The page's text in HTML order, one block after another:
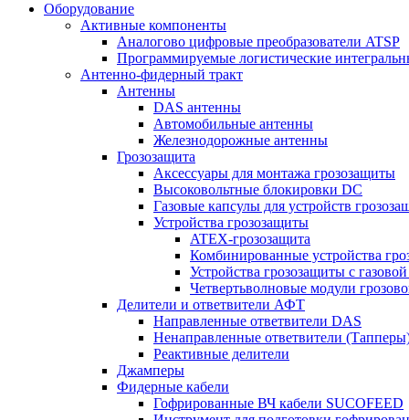
Оборудование
Активные компоненты
Аналогово цифровые преобразователи ATSP
Программируемые логистические
Антенно-фидерный тракт
Антенны
DAS антенны
Автомобильные антенны
Железнодорожные антенны
Грозозащита
Аксессуары для монтажа грозозащиты
Высоковольтные блокировки DC
Газовые капсулы для устройств
Устройства грозозащиты
ATEX-грозозащита
Комбинированные устройства
Устройства грозозащиты с
Четвертьволновые модули
Делители и ответвители АФТ
Направленные ответвители DAS
Ненаправленные ответвители
Реактивные делители
Джамперы
Фидерные кабели
Гофрированные ВЧ кабели SUCOFEED